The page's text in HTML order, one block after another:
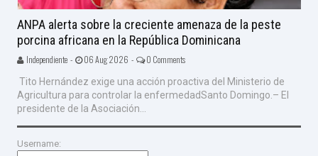
ANPA alerta sobre la creciente amenaza de la peste
porcina africana en la República Dominicana
Independiente - 06 Aug 2026 - 0 Comments
Tito Hernández exige una acción proactiva del Ministerio de
Agricultura para controlar la enfermedadSanto Domingo.– El
presidente de la Asociación...
Username: